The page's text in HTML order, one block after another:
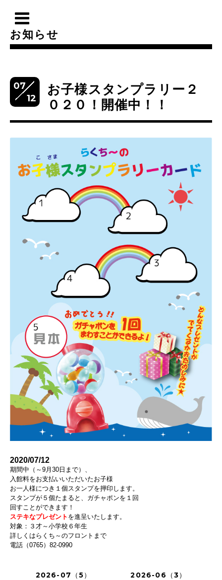
お知らせ
07
12
お子様スタンプラリー２
０２０！開催中！！
2020/07/12
期間中（～9月30日まで）、
入館料をお支払いいただいたお子様
お一人様につき１個スタンプを押印します。
スタンプが５個たまると、ガチャポンを１回
回すことができます！
ステキなプレゼント を進呈いたします。
対象：３才～小学校６年生
詳しくはらくち～のフロントまで
電話（0765）82-0990
2026-07（5）
2026-06（3）